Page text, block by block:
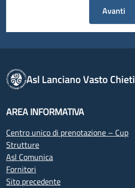
Avanti
Asl Lanciano Vasto Chieti
AREA INFORMATIVA
Centro unico di prenotazione – Cup
Strutture
Asl Comunica
Fornitori
Sito precedente